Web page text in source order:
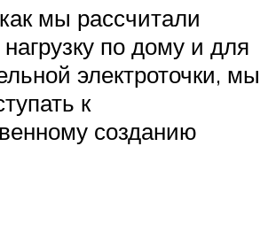
мы рассчитали
по дому и для
электроточки, мы
к
созданию